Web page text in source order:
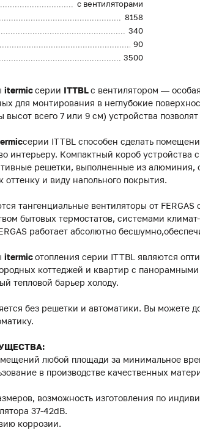
с вентиляторами
8158
340
90
3500
itermicсерии ITTBLс вентилятором —
для монтирования в неглубокие
всего 7 или 9 см) устройства
серии ITTBL способен сделать
интерьеру. Компактный короб устройства
решетки, выполненные из алюминия,
и виду напольного покрытия.
тангенциальные вентиляторы от
бытовых термостатов, системами
работает абсолютно
itermicотопления серии ITTBL являются
коттеджей и квартир с
тепловой барьер холоду.
без решетки и автоматики. Вы можете
любой площади за минимальное
в производстве качественных
возможность изготовления по
37-42dB.
коррозии.